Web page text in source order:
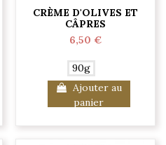
CRÈME D'OLIVES ET
CÂPRES
6,50 €
90g
Ajouter au
panier